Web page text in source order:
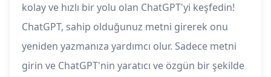
kolay ve hızlı bir yolu olan ChatGPT'yi keşfedin!
ChatGPT, sahip olduğunuz metni girerek onu
yeniden yazmanıza yardımcı olur. Sadece metni
girin ve ChatGPT'nin yaratıcı ve özgün bir şekilde